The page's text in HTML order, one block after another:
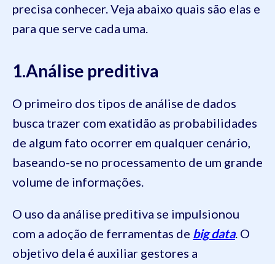
precisa conhecer. Veja abaixo quais são elas e
para que serve cada uma.
1.Análise preditiva
O primeiro dos tipos de análise de dados
busca trazer com exatidão as probabilidades
de algum fato ocorrer em qualquer cenário,
baseando-se no processamento de um grande
volume de informações.
O uso da análise preditiva se impulsionou
com a adoção de ferramentas de big data. O
objetivo dela é auxiliar gestores a